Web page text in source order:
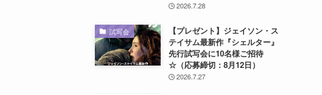
2026.7.28
試写会
【プレゼント】ジェイソン・ス
テイサム最新作『シェルター』
先行試写会に10名様ご招待
☆（応募締切：8月12日）
2026.7.27